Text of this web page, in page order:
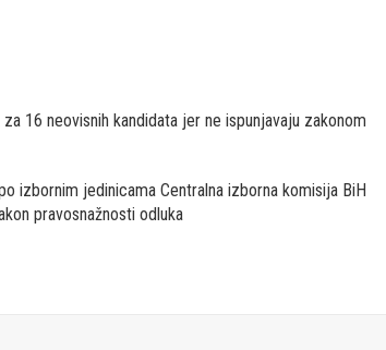
16 neovisnih kandidata jer ne ispunjavaju zakonom
izbornim jedinicama Centralna izborna komisija BiH
pravosnažnosti odluka